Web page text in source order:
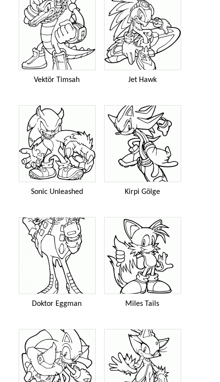
Vektör Timsah Jet Hawk
Sonic Unleashed Kirpi Gölge
Doktor Eggman Miles Tails